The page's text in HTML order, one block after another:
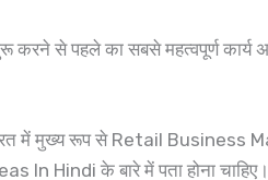
करने से पहले का सबसे महत्वपूर्ण
भारत में मुख्य रूप से Retail
Hindi के बारे में पता होना चाहिए।